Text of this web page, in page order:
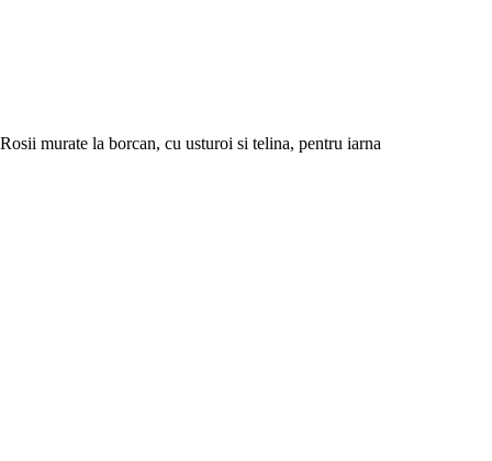
Rosii murate la borcan, cu usturoi si telina, pentru iarna